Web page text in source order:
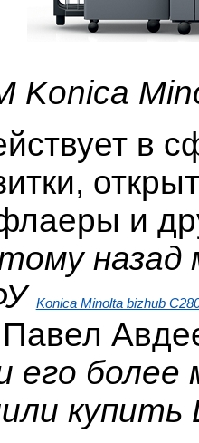
Konica
в
и
назад
Konica Minolta bizhub
его
купить